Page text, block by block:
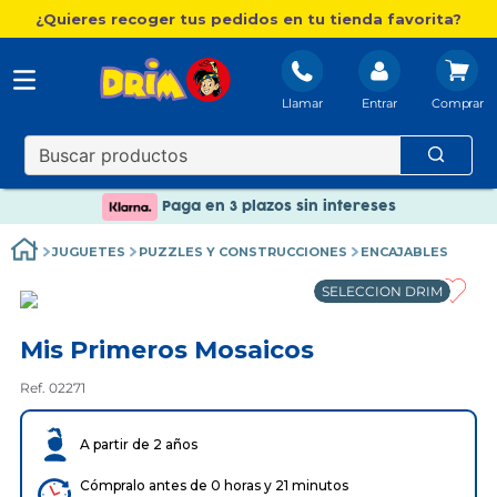
¿Quieres recoger tus pedidos en tu tienda favorita?
Llamar Entrar
Nuevo catálogo Aire Libre
Envío gratis. A partir de 60€(excepto Baleares)
Paga en 3 plazos sin intereses
Paga en 3 plazos sin intereses
JUGUETES PUZZLES Y CONSTRUCCIONES ENCAJABLES
SELECCION DRIM
Mis Primeros Mosaicos
Ref. 02271
A partir de 2 años
Cómpralo antes de 0 horas y 21 minutos